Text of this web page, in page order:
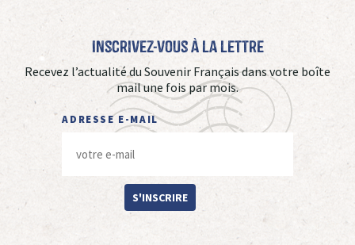
Inscrivez-vous à La Lettre
Recevez l’actualité du Souvenir Français dans votre boîte
mail une fois par mois.
ADRESSE E-MAIL
S'INSCRIRE